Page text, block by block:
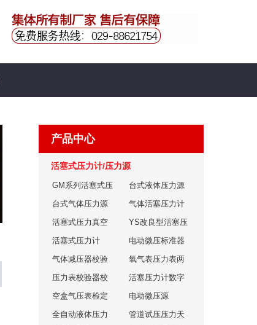
产品中心
活塞式压力计/压力源
GM系列活塞式压
力计
台式液体压力源
台式气体压力源
气体活塞压力计
活塞式压力真空
计
YS改良型活塞压
力计
活塞式压力计
电动微压标准器
气体减压器校验
仪
氧气表压力表两
用校验器
压力表校验器校
验仪
活塞压力计数字
显示系统
空盒气压表检定
装置
电动微压源
全自动液体压力
管道试压压力天